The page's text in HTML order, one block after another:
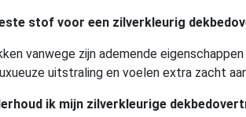
stof voor een zilverkleurig
vanwege zijn ademende
uitstraling en voelen extra zacht
ik mijn zilverkleurige